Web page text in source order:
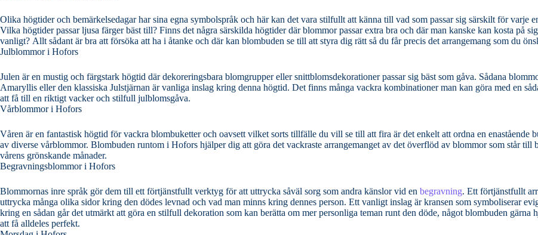
Olika högtider och bemärkelsedagar har sina egna symbolspråk och här kan det vara stilfullt att känna till vad som passar sig särskilt för varje
Vilka högtider passar ljusa färger bäst till? Finns det några särskilda högtider där blommor passar extra bra och där man kanske kan kosta på
vanligt? Allt sådant är bra att försöka att ha i åtanke och där kan blombuden se till att styra dig rätt så du får precis det arrangemang som du
Julblommor i Hofors
Julen är en mustig och färgstark högtid där dekoreringsbara blomgrupper eller snittblomsdekorationer passar sig bäst som gåva. Sådana blommor som Hyacint,
Amaryllis eller den klassiska Julstjärnan är vanliga inslag kring denna högtid. Det finns många vackra kombinationer man kan göra med en sådan julgrupp för
att få till en riktigt vacker och stilfull julblomsgåva.
Vårblommor i Hofors
Våren är en fantastisk högtid för vackra blombuketter och oavsett vilket sorts tillfälle du vill se till att fira är det enkelt att ordna en enastående
av diverse vårblommor. Blombuden runtom i Hofors hjälper dig att göra det vackraste arrangemanget av det överflöd av blommor som står till buds under
vårens grönskande månader.
Begravningsblommor i Hofors
Blommornas inre språk gör dem till ett förtjänstfullt verktyg för att uttrycka såväl sorg som andra känslor vid en begravning. Ett förtjänstfullt arrangemang kan
uttrycka många olika sidor kring den dödes levnad och vad man minns kring dennes person. Ett vanligt inslag är kransen som symboliserar evigheten och
kring en sådan går det utmärkt att göra en stilfull dekoration som kan berätta om mer personliga teman runt den döde, något blombuden gärna
att få alldeles perfekt.